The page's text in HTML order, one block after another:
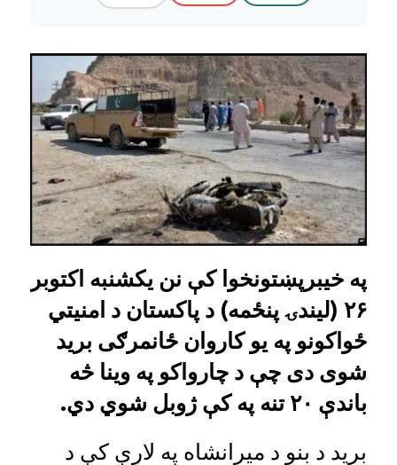
په خیبرپښتونخوا کې نن یکشنبه اکتوبر
۲۶ (لیندۍ پنځمه) د پاکستان د امنیتي
ځواکونو په یو کاروان ځانمرګی برید
شوی دی چې د چارواکو په وینا څه
باندې ۲۰ تنه په کې ژوبل شوي دي.
برید د بنو د میرانشاه په لارې کې د